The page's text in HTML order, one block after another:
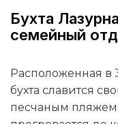
Бухта
семейный
Расположенная в
бухта славится
песчаным